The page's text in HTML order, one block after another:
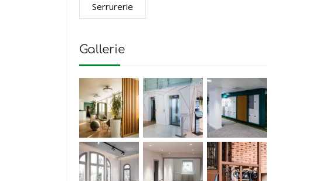
Serrurerie
Gallerie